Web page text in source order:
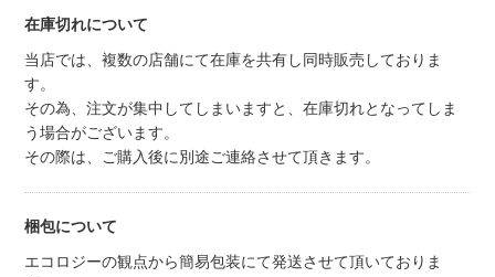
在庫切れについて
当店では、複数の店舗にて在庫を共有し同時販売しておりま
す。
その為、注文が集中してしまいますと、在庫切れとなってしま
う場合がございます。
その際は、ご購入後に別途ご連絡させて頂きます。
梱包について
エコロジーの観点から簡易包装にて発送させて頂いておりま